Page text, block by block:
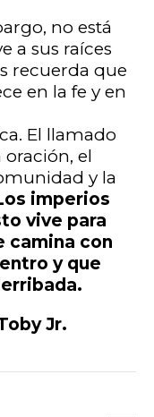
no está
a sus raíces
recuerda que
en la fe y en
El llamado
oración, el
y la
imperios
vive para
camina con
y que
Jr.